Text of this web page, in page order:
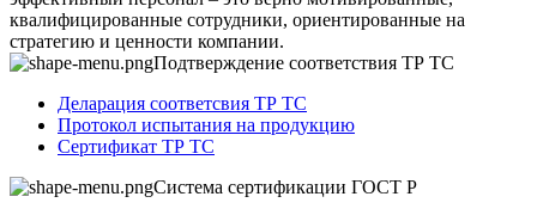
квалифицированные сотрудники, ориентированные на
стратегию и ценности компании.
Подтверждение соответствия ТР ТС
Деларация соответсвия ТР ТС
Протокол испытания на продукцию
Сертификат ТР ТС
Система сертификации ГОСТ Р